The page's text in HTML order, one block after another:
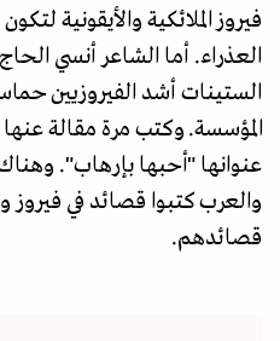
فيروز الملائكية والأيقونية
الستينات أشد الفيروزيين
المؤسسة. وكتب مرة مقالة عنها
عنوانها "أحبها بإرهاب".
والعرب كتبوا قصائد في فيروز
قصائدهم.